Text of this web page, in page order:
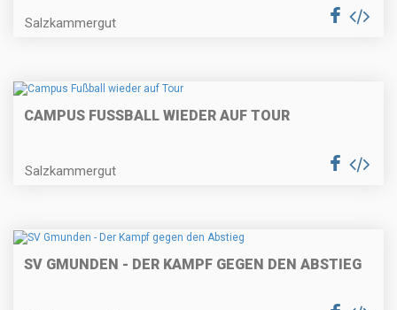
Salzkammergut
CAMPUS FUSSBALL WIEDER AUF TOUR
Salzkammergut
SV GMUNDEN - DER KAMPF GEGEN DEN ABSTIEG